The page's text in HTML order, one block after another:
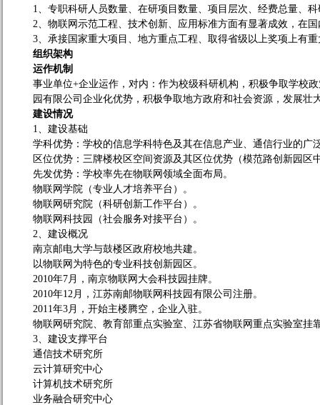
1、专职科研人员数量、在研项目数量、项目层次、经费总量、
2、物联网示范工程、技术创新、应用标准方面有显著成效，在
3、承接国家重大项目、地方重点工程、取得省级以上奖项上有
组织架构
运作机制
事业单位+企业运作，对内：作为校级科研机构，积极争取学校
园有限公司企业化优势，积极争取地方政府和社会资源，发展壮
建设情况
1、建设基础
学科优势：学校的信息学科特色及其在信息产业、通信行业的广
区位优势：三牌楼校区空间资源及其区位优势（模范路创新园区
先发优势：学校率先在物联网领域全面布局。
物联网学院（专业人才培养平台）。
物联网研究院（科研创新工作平台）。
物联网科技园（社会服务对接平台）。
2、建设概况
南京邮电大学与鼓楼区政府校地共建。
以物联网为特色的专业科技创新园区。
2010年7月，南京物联网大会科技园挂牌。
2010年12月，江苏南邮物联网科技园有限公司注册。
2011年3月，开始主楼腾空，企业入驻。
物联网研究院、教育部重点实验室、江苏省物联网重点实验室挂
3、建设支撑平台
通信技术研究所
云计算研究中心
计算机技术研究所
业务融合研究中心